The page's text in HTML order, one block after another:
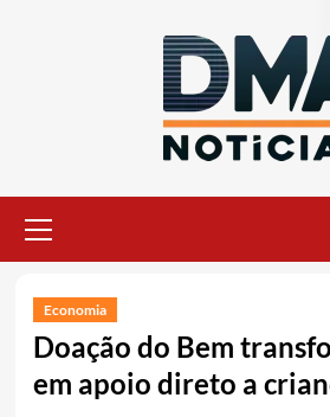
principal
Economia
Doação do Bem
em apoio direto a